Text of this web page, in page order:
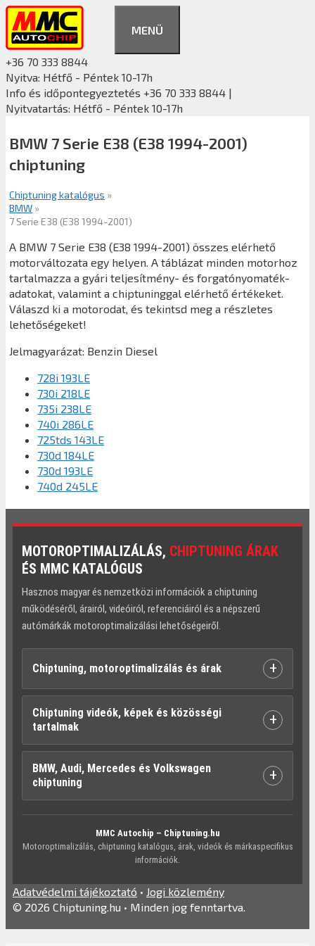
Kilépés
tartalomba
MENÜ
+36 70 333 8844
Nyitva: Hétfő - Péntek 10-17h
Info és időpontegyeztetés +36 70 333 8844 |
Nyitvatartás: Hétfő - Péntek 10-17h
BMW 7 Serie E38 (E38 1994-2001)
chiptuning
Chiptuning katalógus »
BMW »
7 Serie E38 (E38 1994-2001)
A BMW 7 Serie E38 (E38 1994-2001) összes elérhető
motorváltozata egy helyen. A táblázat minden motorhoz
tartalmazza a gyári teljesítmény- és forgatónyomaték-
adatokat, valamint a chiptuninggal elérhető értékeket.
Válaszd ki a motorodat, és tekintsd meg a részletes
lehetőségeket!
Jelmagyarázat: Benzin Diesel
728i 193LE
730i 218LE
735i 238LE
740i 286LE
725tds 143LE
730d 184LE
730d 193LE
740d 245LE
MOTOROPTIMALIZÁLÁS, CHIPTUNING ÁRAK
ÉS MMC KATALÓGUS
Hasznos magyar és nemzetközi információk a chiptuning
működéséről, árairól, videóiról, referenciáiról és a népszerű
autómárkák motoroptimalizálási lehetőségeiről.
Chiptuning, motoroptimalizálás és árak +
Chiptuning videók, képek és közösségi
tartalmak
+
BMW, Audi, Mercedes és Volkswagen
chiptuning
+
MMC Autochip – Chiptuning.hu
Motoroptimalizálás, chiptuning katalógus, árak, videók és márkaspecifikus
információk.
Adatvédelmi tájékoztató • Jogi közlemény
© 2026 Chiptuning.hu • Minden jog fenntartva.